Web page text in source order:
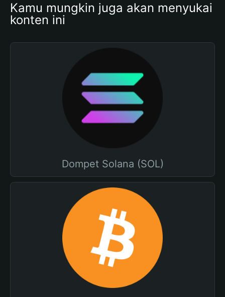
Kamu mungkin juga akan menyukai
konten ini
Dompet Solana (SOL)